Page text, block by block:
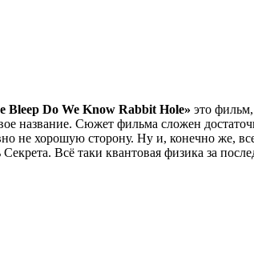
Bleep Do We Know Rabbit Hole» это
название. Сюжет фильма сложен
не хорошую сторону. Ну и, конечно же,
Всё таки квантовая физика за